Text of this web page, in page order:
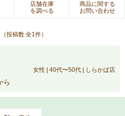
店舗在庫
を調べる
商品に関する
お問い合わせ
（投稿数 全1件）
女性 | 40代〜50代 | しらかば店
ら